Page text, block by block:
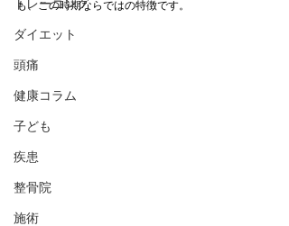
トレーニング
ダイエット
頭痛
健康コラム
子ども
疾患
整骨院
施術
も、この時期ならではの特徴です。